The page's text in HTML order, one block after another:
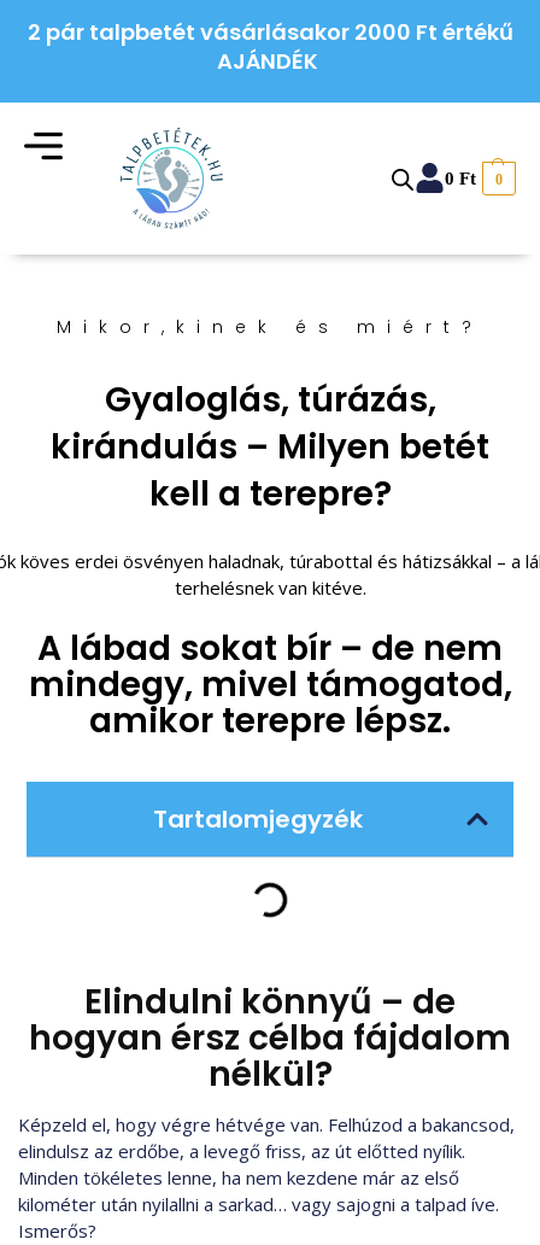
2 pár talpbetét vásárlásakor 2000 Ft értékű
AJÁNDÉK
0Ft 0
Mikor,kinek és miért?
Gyaloglás, túrázás,
kirándulás – Milyen betét
kell a terepre?
A lábad sokat bír – de nem
mindegy, mivel támogatod,
amikor terepre lépsz.
Tartalomjegyzék
Elindulni könnyű – de
hogyan érsz célba fájdalom
nélkül?
Képzeld el, hogy végre hétvége van. Felhúzod a bakancsod,
elindulsz az erdőbe, a levegő friss, az út előtted nyílik.
Minden tökéletes lenne, ha nem kezdene már az első
kilométer után nyilallni a sarkad… vagy sajogni a talpad íve.
Ismerős?